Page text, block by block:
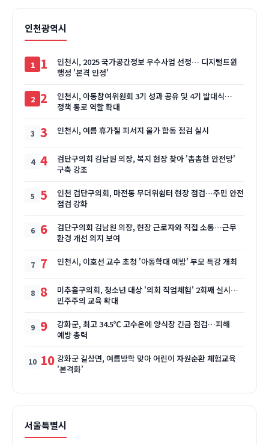
인천광역시
1
인천시, 2025 국가공간정보 우수사업 선정… 디지털트윈
행정 '본격 인정'
2
인천시, 아동참여위원회 3기 성과 공유 및 4기 발대식…
정책 통로 역할 확대
3 인천시, 여름 휴가철 피서지 물가 합동 점검 실시
4
검단구의회 김남원 의장, 복지 현장 찾아 '촘촘한 안전망'
구축 강조
5
인천 검단구의회, 마전동 무더위쉼터 현장 점검…주민 안전
점검 강화
6
검단구의회 김남원 의장, 현장 근로자와 직접 소통…근무
환경 개선 의지 보여
7 인천시, 이호선 교수 초청 '아동학대 예방' 부모 특강 개최
8
미추홀구의회, 청소년 대상 '의회 직업체험' 2회째 실시…
민주주의 교육 확대
9
강화군, 최고 34.5℃ 고수온에 양식장 긴급 점검…피해
예방 총력
10 강화군 길상면, 여름방학 맞아 어린이 자원순환 체험교육
'본격화'
서울특별시